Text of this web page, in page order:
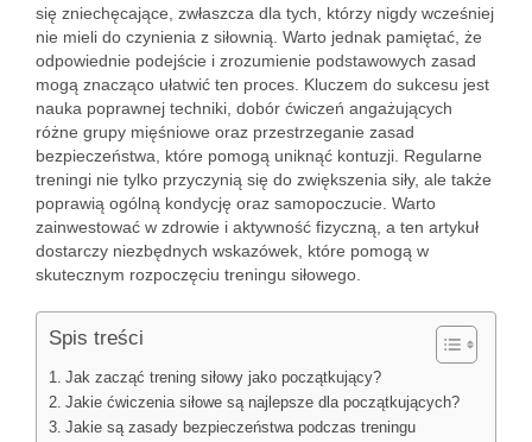
się zniechęcające, zwłaszcza dla tych, którzy nigdy wcześniej
nie mieli do czynienia z siłownią. Warto jednak pamiętać, że
odpowiednie podejście i zrozumienie podstawowych zasad
mogą znacząco ułatwić ten proces. Kluczem do sukcesu jest
nauka poprawnej techniki, dobór ćwiczeń angażujących
różne grupy mięśniowe oraz przestrzeganie zasad
bezpieczeństwa, które pomogą uniknąć kontuzji. Regularne
treningi nie tylko przyczynią się do zwiększenia siły, ale także
poprawią ogólną kondycję oraz samopoczucie. Warto
zainwestować w zdrowie i aktywność fizyczną, a ten artykuł
dostarczy niezbędnych wskazówek, które pomogą w
skutecznym rozpoczęciu treningu siłowego.
Spis treści
Jak zacząć trening siłowy jako początkujący?
Jakie ćwiczenia siłowe są najlepsze dla początkujących?
Jakie są zasady bezpieczeństwa podczas treningu